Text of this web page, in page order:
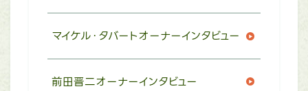
マイケル・タバートオーナーインタビュー
前田晋二オーナーインタビュー